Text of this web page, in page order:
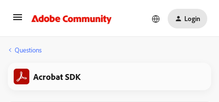
Login
Questions
Acrobat SDK